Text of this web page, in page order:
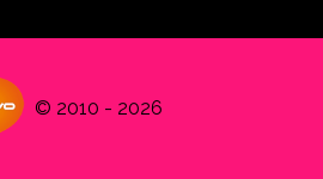
© 2010 - 2026